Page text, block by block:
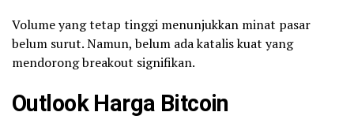
Volume yang tetap tinggi menunjukkan minat pasar
belum surut. Namun, belum ada katalis kuat yang
mendorong breakout signifikan.
Outlook Harga Bitcoin